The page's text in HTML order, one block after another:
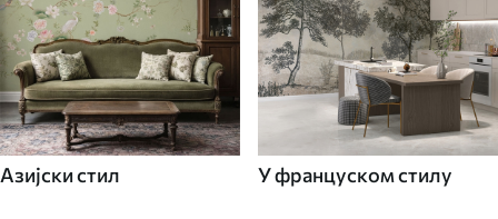
Азијски стил У француском стилу